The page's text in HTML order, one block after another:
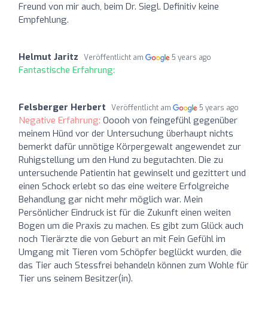
Freund von mir auch, beim Dr. Siegl. Definitiv keine
Empfehlung.
Helmut Jaritz Veröffentlicht am 5 years ago
Fantastische Erfahrung:
Felsberger Herbert Veröffentlicht am 5 years ago
Negative Erfahrung: Ooooh von feingefühl gegenüber
meinem Hünd vor der Untersuchung überhaupt nichts
bemerkt dafür unnötige Körpergewalt angewendet zur
Ruhigstellung um den Hund zu begutachten. Die zu
untersuchende Patientin hat gewinselt und gezittert und
einen Schock erlebt so das eine weitere Erfolgreiche
Behandlung gar nicht mehr möglich war. Mein
Persönlicher Eindruck ist für die Zukunft einen weiten
Bogen um die Praxis zu machen. Es gibt zum Glück auch
noch Tierärzte die von Geburt an mit Fein Gefühl im
Umgang mit Tieren vom Schöpfer beglückt wurden, die
das Tier auch Stessfrei behandeln können zum Wohle für
Tier uns seinem Besitzer(in).